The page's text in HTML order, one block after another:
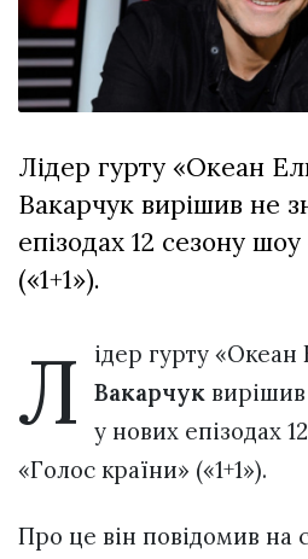
Спартакіада
29 Липня 2026
548 переглядів
Всі розділи
Персона
Лайф
Афіша
ZONE 18+
Контакти
Політика конфіденційності
Лідер гурту «Океан
Вакарчук вирішив не
епізодах 12 сезону
(«1+1»).
Л ідер гурту «Океан
Вакарчук
у нових епізодах
«Голос країни» («1+1»).
Про це він повідомив на